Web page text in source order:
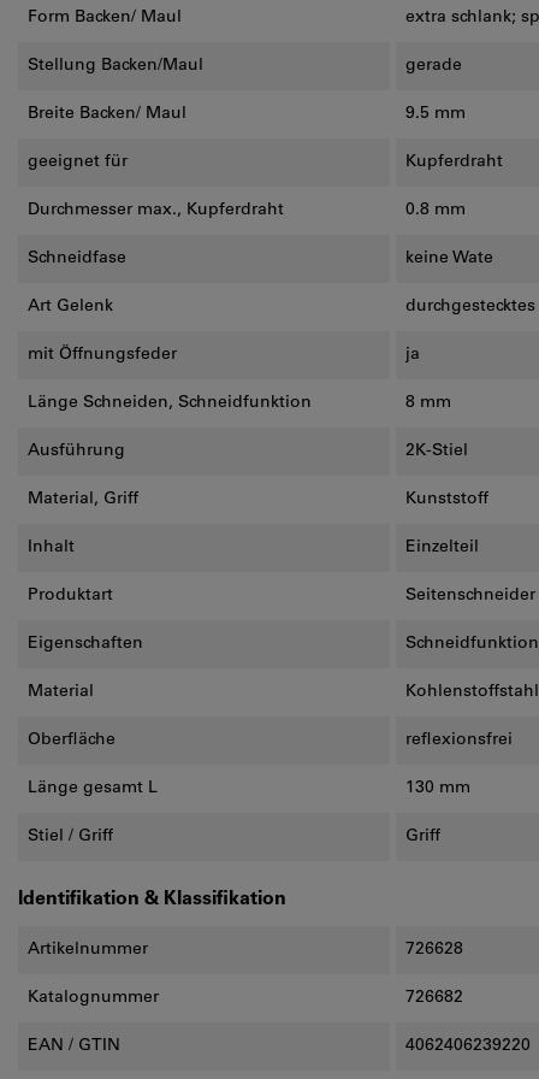
Form Backen/ Maul extra schlank;
Stellung Backen/Maul gerade
Breite Backen/ Maul 9.5 mm
geeignet für Kupferdraht
Durchmesser max., Kupferdraht 0.8 mm
Schneidfase keine Wate
Art Gelenk
mit Öffnungsfeder ja
Länge Schneiden, Schneidfunktion 8 mm
Ausführung 2K-Stiel
Material, Griff Kunststoff
Inhalt Einzelteil
Produktart Seitenschneider
Eigenschaften Schneidfunktion
Material Kohlenstoffstahl
Oberfläche reflexionsfrei
Länge gesamt L 130 mm
Stiel / Griff Griff
Identifikation & Klassifikation
Artikelnummer 726628
Katalognummer 726682
EAN / GTIN 4062406239220